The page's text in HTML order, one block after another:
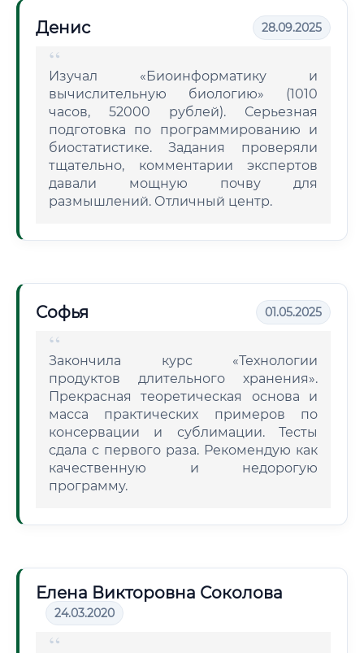
Денис 28.09.2025
Изучал «Биоинформатику и
вычислительную биологию» (1010
часов, 52000 рублей). Серьезная
подготовка по программированию и
биостатистике. Задания проверяли
тщательно, комментарии экспертов
давали мощную почву для
размышлений. Отличный центр.
Софья 01.05.2025
Закончила курс «Технологии
продуктов длительного хранения».
Прекрасная теоретическая основа и
масса практических примеров по
консервации и сублимации. Тесты
сдала с первого раза. Рекомендую как
качественную и недорогую
программу.
Елена Викторовна Соколова
24.03.2020